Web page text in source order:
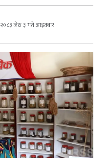
२०८३ जेठ ३ गते आइतबार